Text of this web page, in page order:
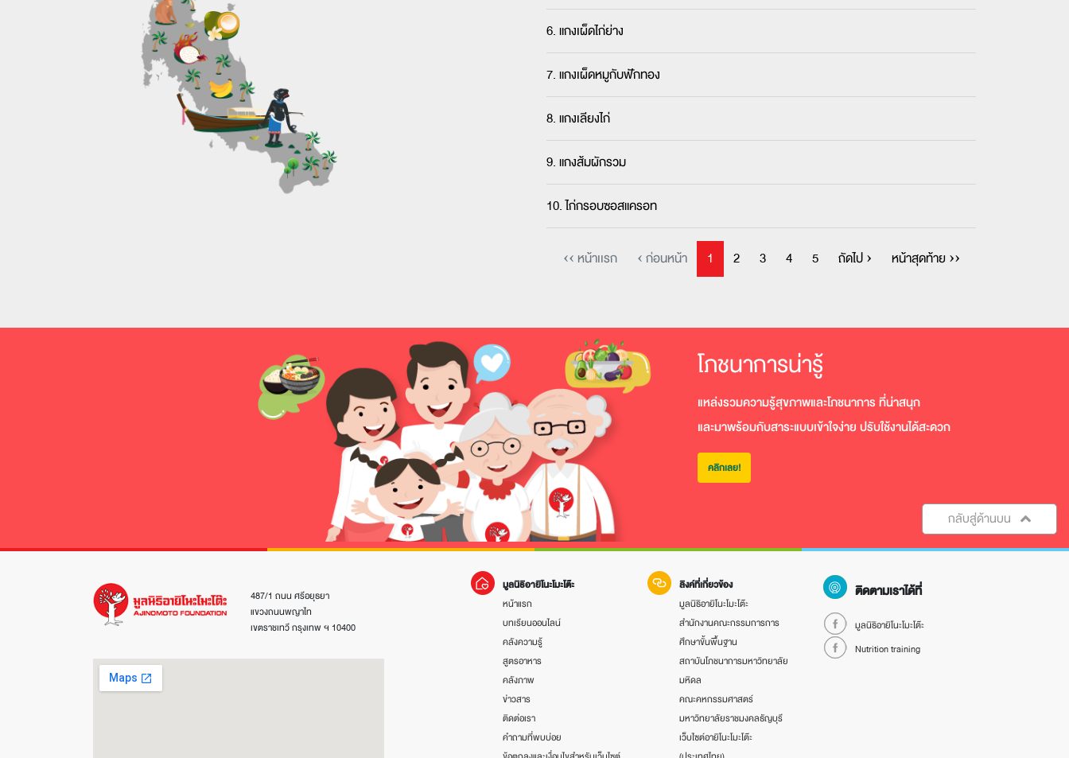
6. แกงเผ็ดไก่ย่าง
7. แกงเผ็ดหมูกับฟักทอง
8. แกงเลียงไก่
9. แกงส้มผักรวม
10. ไก่กรอบซอสแครอท
‹‹ หน้าเเรก ‹ ก่อนหน้า 1 2 3 4 5 ถัดไป › หน้าสุดท้าย ››
โภชนาการน่ารู้
แหล่งรวมความรู้สุขภาพและโภชนาการ ที่น่าสนุก
และมาพร้อมกับสาระแบบเข้าใจง่าย ปรับใช้งานได้สะดวก
คลิกเลย!
กลับสู่ด้านบน
487/1 ถนน ศรีอยุธยา
แขวงถนนพญาไท
เขตราชเทวี กรุงเทพ ฯ 10400
มูลนิธิอายิโนะโมะโต๊ะ
หน้าแรก
บทเรียนออนไลน์
คลังความรู้
สูตรอาหาร
คลังภาพ
ข่าวสาร
ติดต่อเรา
คำถามที่พบบ่อย
ลิงค์ที่เกี่ยวข้อง
มูลนิธิอายิโนะโมะโต๊ะ
สำนักงานคณะกรรมการการ
ศึกษาขั้นพื้นฐาน
สถาบันโภชนาการมหาวิทยาลัย
มหิดล
คณะคหกรรมศาสตร์
มหาวิทยาลัยราชมงคลธัญบุรี
เว็บไซต์อายิโนะโมะโต๊ะ
ติดตามเราได้ที่
มูลนิธิอายิโนะโมะโต๊ะ
Nutrition training